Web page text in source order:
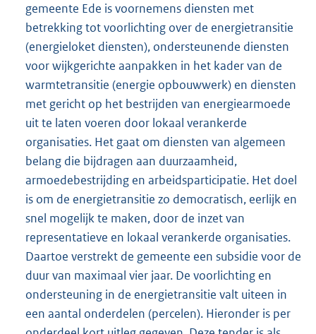
gemeente Ede is voornemens diensten met
betrekking tot voorlichting over de energietransitie
(energieloket diensten), ondersteunende diensten
voor wijkgerichte aanpakken in het kader van de
warmtetransitie (energie opbouwwerk) en diensten
met gericht op het bestrijden van energiearmoede
uit te laten voeren door lokaal verankerde
organisaties. Het gaat om diensten van algemeen
belang die bijdragen aan duurzaamheid,
armoedebestrijding en arbeidsparticipatie. Het doel
is om de energietransitie zo democratisch, eerlijk en
snel mogelijk te maken, door de inzet van
representatieve en lokaal verankerde organisaties.
Daartoe verstrekt de gemeente een subsidie voor de
duur van maximaal vier jaar. De voorlichting en
ondersteuning in de energietransitie valt uiteen in
een aantal onderdelen (percelen). Hieronder is per